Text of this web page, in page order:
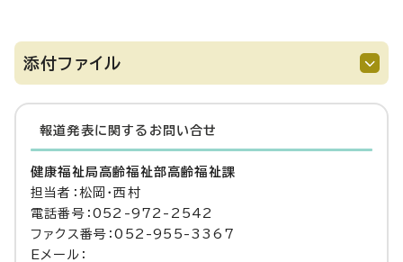
添付ファイル
報道発表に関するお問い合せ
健康福祉局高齢福祉部高齢福祉課
担当者：松岡・西村
電話番号：052-972-2542
ファクス番号：052-955-3367
Eメール：